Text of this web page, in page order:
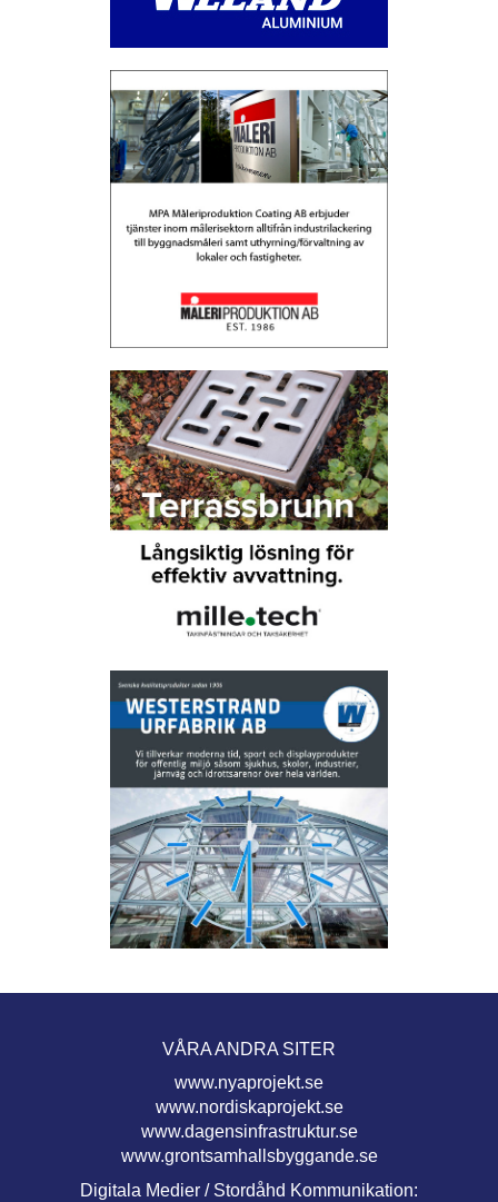
VÅRA ANDRA SITER
www.nyaprojekt.se
www.nordiskaprojekt.se
www.dagensinfrastruktur.se
www.grontsamhallsbyggande.se
Digitala Medier / Stordåhd Kommunikation: